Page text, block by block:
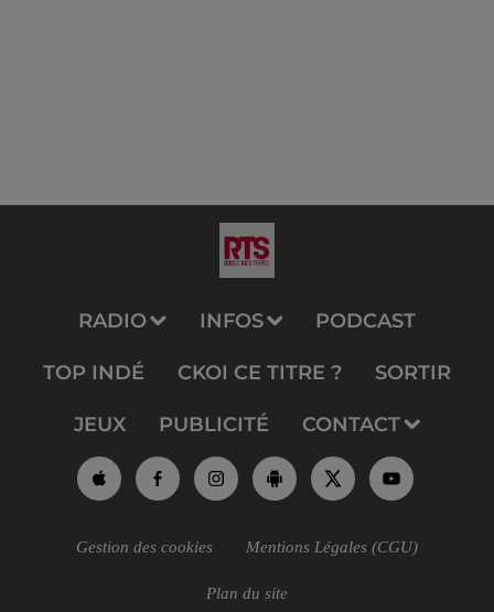
RADIO INFOS PODCAST
TOP INDÉ CKOI CE TITRE ? SORTIR
JEUX PUBLICITÉ CONTACT
Gestion des cookies Mentions Légales (CGU)
Plan du site